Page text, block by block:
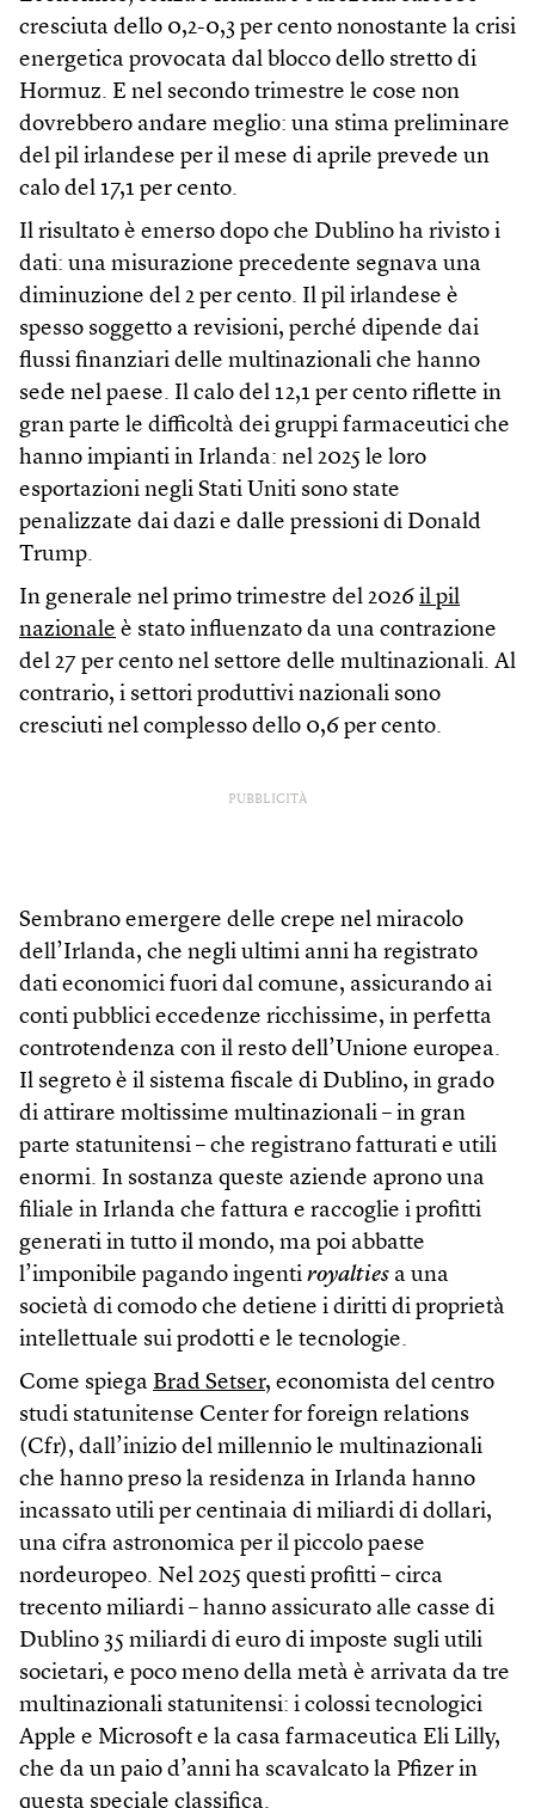
cresciuta dello 0,2-0,3 per cento nonostante la crisi
energetica provocata dal blocco dello stretto di
Hormuz. E nel secondo trimestre le cose non
dovrebbero andare meglio: una stima preliminare
del pil irlandese per il mese di aprile prevede un
calo del 17,1 per cento.
Il risultato è emerso dopo che Dublino ha rivisto i
dati: una misurazione precedente segnava una
diminuzione del 2 per cento. Il pil irlandese è
spesso soggetto a revisioni, perché dipende dai
flussi finanziari delle multinazionali che hanno
sede nel paese. Il calo del 12,1 per cento riflette in
gran parte le difficoltà dei gruppi farmaceutici che
hanno impianti in Irlanda: nel 2025 le loro
esportazioni negli Stati Uniti sono state
penalizzate dai dazi e dalle pressioni di Donald
Trump.
In generale nel primo trimestre del 2026 il pil
nazionale è stato influenzato da una contrazione
del 27 per cento nel settore delle multinazionali. Al
contrario, i settori produttivi nazionali sono
cresciuti nel complesso dello 0,6 per cento.
PUBBLICITÀ
Sembrano emergere delle crepe nel miracolo
dell’Irlanda, che negli ultimi anni ha registrato
dati economici fuori dal comune, assicurando ai
conti pubblici eccedenze ricchissime, in perfetta
controtendenza con il resto dell’Unione europea.
Il segreto è il sistema fiscale di Dublino, in grado
di attirare moltissime multinazionali – in gran
parte statunitensi – che registrano fatturati e utili
enormi. In sostanza queste aziende aprono una
filiale in Irlanda che fattura e raccoglie i profitti
generati in tutto il mondo, ma poi abbatte
l’imponibile pagando ingenti royalties a una
società di comodo che detiene i diritti di proprietà
intellettuale sui prodotti e le tecnologie.
Come spiega Brad Setser, economista del centro
studi statunitense Center for foreign relations
(Cfr), dall’inizio del millennio le multinazionali
che hanno preso la residenza in Irlanda hanno
incassato utili per centinaia di miliardi di dollari,
una cifra astronomica per il piccolo paese
nordeuropeo. Nel 2025 questi profitti – circa
trecento miliardi – hanno assicurato alle casse di
Dublino 35 miliardi di euro di imposte sugli utili
societari, e poco meno della metà è arrivata da tre
multinazionali statunitensi: i colossi tecnologici
Apple e Microsoft e la casa farmaceutica Eli Lilly,
che da un paio d’anni ha scavalcato la Pfizer in
questa speciale classifica.